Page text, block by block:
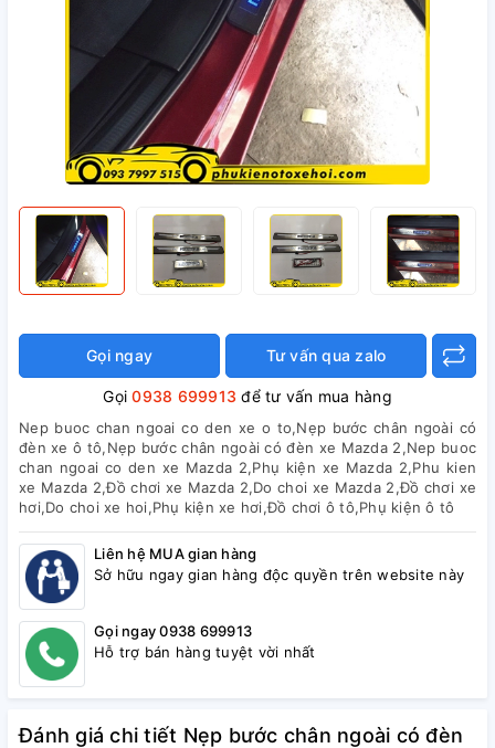
Gọi ngay Tư vấn qua zalo
Gọi0938 699913 để tư vấn mua hàng
Nep buoc chan ngoai co den xe o to,Nẹp bước chân ngoài có
đèn xe ô tô,Nẹp bước chân ngoài có đèn xe Mazda 2,Nep buoc
chan ngoai co den xe Mazda 2,Phụ kiện xe Mazda 2,Phu kien
xe Mazda 2,Đồ chơi xe Mazda 2,Do choi xe Mazda 2,Đồ chơi xe
hơi,Do choi xe hoi,Phụ kiện xe hơi,Đồ chơi ô tô,Phụ kiện ô tô
Liên hệ MUA gian hàng
Sở hữu ngay gian hàng độc quyền trên website này
Gọi ngay 0938 699913
Hỗ trợ bán hàng tuyệt vời nhất
Đánh giá chi tiết Nẹp bước chân ngoài có đèn